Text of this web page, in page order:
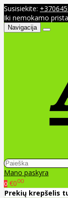
Susisiekite:
Iki nemokamo
Navigacija
Mano paskyra
0 €000
Prekių krepšelis